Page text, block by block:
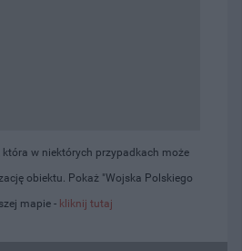
w niektórych przypadkach może
obiektu. Pokaż "Wojska Polskiego
mapie - kliknij tutaj